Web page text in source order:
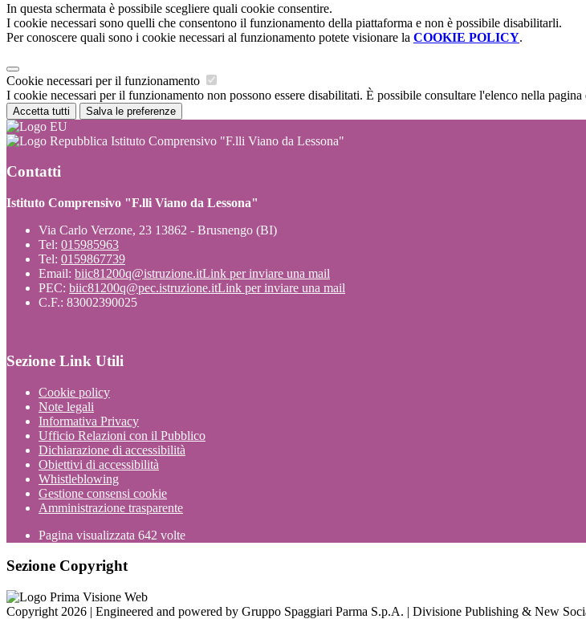
In questa schermata è possibile scegliere quali cookie consentire.
I cookie necessari sono quelli che consentono il funzionamento della piattaforma e non è possibile disabilitarli.
Per conoscere quali sono i cookie necessari al funzionamento potete visionare la COOKIE POLICY.
Cookie necessari per il funzionamento
I cookie necessari per il funzionamento non possono essere disabilitati. È possibile consultare l'elenco nella
Accetta tutti Salva le preferenze
Istituto Comprensivo "F.lli Viano da Lessona"
Contatti
Istituto Comprensivo "F.lli Viano da Lessona"
Via Carlo Verzone, 23 13862 - Brusnengo (BI)
Tel: 015985963
Tel: 0159867739
Email: biic81200q@istruzione.itLink per inviare una mail
PEC: biic81200q@pec.istruzione.itLink per inviare una mail
C.F.: 83002390025
Sezione Link Utili
Cookie policy
Note legali
Informativa Privacy
Ufficio Relazioni con il Pubblico
Dichiarazione di accessibilità
Obiettivi di accessibilità
Whistleblowing
Gestione consensi cookie
Amministrazione trasparente
Pagina visualizzata 642 volte
Sezione Copyright
Copyright 2026 | Engineered and powered by Gruppo Spaggiari Parma S.p.A. | Divisione Publishing & New